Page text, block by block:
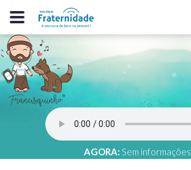
AGORA: Sem informações